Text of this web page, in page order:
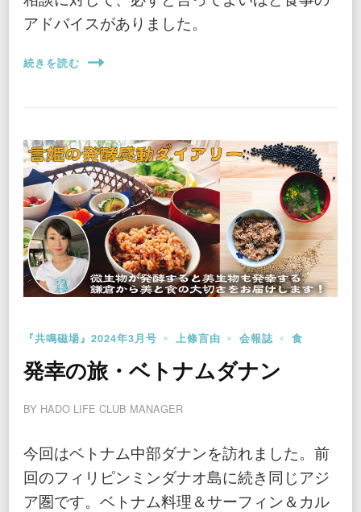
アドバイスがありました。
続きを読む
『共鳴磁場』2024年3月号 上條言由 会報誌 食
発幸の旅・ベトナムダナン
BY HADO LIFE CLUB MANAGER
今回はベトナム中部ダナンを訪れました。前
回のフィリピンミンダナオ島に続き同じアジ
ア圏です。ベトナム料理＆サーフィン＆カル